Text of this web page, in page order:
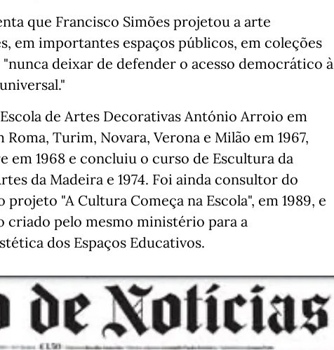
que Francisco Simões projetou a arte
em importantes espaços públicos, em coleções
deixar de defender o acesso democrático à
de Artes Decorativas António Arroio em
Turim, Novara, Verona e Milão em 1967,
em 1968 e concluiu o curso de Escultura da
da Madeira e 1974. Foi ainda consultor do
"A Cultura Começa na Escola", em 1989, e
criado pelo mesmo ministério para a
dos Espaços Educativos.